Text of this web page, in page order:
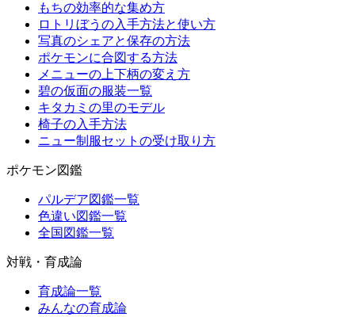
もちの効率的な集め方
ロトリぼうの入手方法と使い方
写真のシェアと保存の方法
ポケモンに合図する方法
メニューの上下柄の変え方
碧の仮面の服装一覧
キタカミの里のモデル
椅子の入手方法
ニュー制服セットの受け取り方
ポケモン図鑑
パルデア図鑑一覧
色違い図鑑一覧
全国図鑑一覧
対戦・育成論
育成論一覧
みんなの育成論